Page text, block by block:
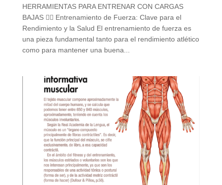
HERRAMIENTAS PARA ENTRENAR CON CARGAS
BAJAS 🏋️‍♂️ Entrenamiento de Fuerza: Clave para el
Rendimiento y la Salud El entrenamiento de fuerza es
una pieza fundamental tanto para el rendimiento atlético
como para mantener una buena...